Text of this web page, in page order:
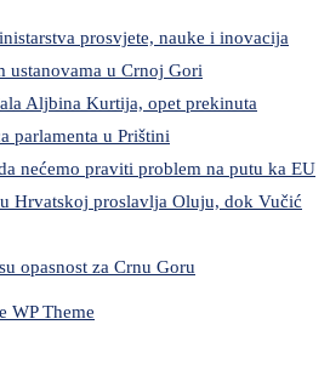
prosvjete, nauke i inovacija
ustanovama u Crnoj Gori
Aljbina Kurtija, opet prekinuta
parlamenta u Prištini
nećemo praviti problem na putu ka EU
Hrvatskoj proslavlja Oluju, dok Vučić
opasnost za Crnu Goru